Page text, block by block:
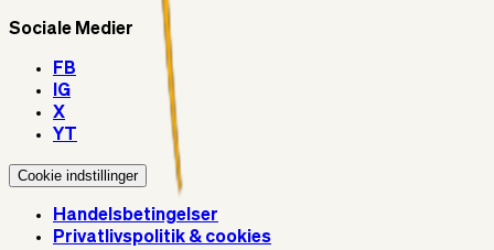
Sociale Medier
FB
IG
X
YT
Cookie indstillinger
Handelsbetingelser
Privatlivspolitik & cookies